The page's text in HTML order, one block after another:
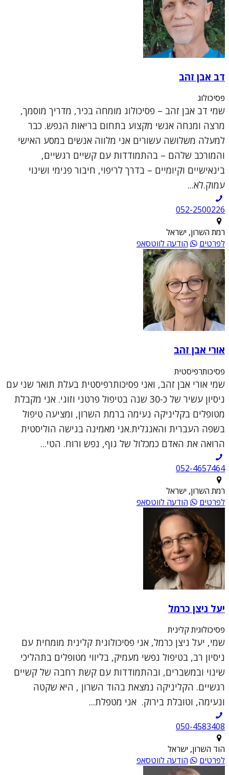
דב אבן זהב
פסיכולוג
שמי דב אבן זהב – פסיכולוג מומחה בכיר, מדריך מוסמך,
מרצה ומנחה אנשי מקצוע בתחום בריאות הנפש. כבר
למעלה משלושה עשורים אני מלווה אנשים במסע האישי
והמורכב שלהם – בהתמודדות עם קשיים רגשיים,
בינאישיים וקיומיים – בדרך לריפוי, חיבור פנימי ושינוי
עמוק.לא...
052-2500226
רמת השרון, ישראל
לפרטים
הודעה לווטסאפ
אורי אבן זהב
פסיכותרפיסטית
שמי אורי אבן זהב, ואני פסיכותרפיסטית בעלת תואר שני עם
ניסיון עשיר של כ-30 שנה בטיפול פרטני וזוגי. אני מקבלת
מטופלים בקליניקה נעימה ברמת השרון, ומציעה טיפול
בשפה העברית והאנגלית.אני מאמינה בגישה הוליסטית
הרואה את האדם כמכלול של גוף, נפש ורוח. הטי...
052-4657464
רמת השרון, ישראל
לפרטים
הודעה לווטסאפ
יעל ניצן כרמל
פסיכולוגית קלינית
שמי, יעל ניצן כרמל, אני פסיכולוגית קלינית מומחית עם
ניסיון רב, בטיפול נפשי מעמיק, בליווי מטופלים בתהליכי
שינוי ובמשברים, ובהתמודדות עם קשת רחבה של קשיים
רגשיים. הקליניקה נמצאת בהוד השרון , היא שקטה
ונעימה, וטובלת בירוק. אני מטפלת...
050-4583408
הוד השרון, ישראל
לפרטים
הודעה לווטסאפ